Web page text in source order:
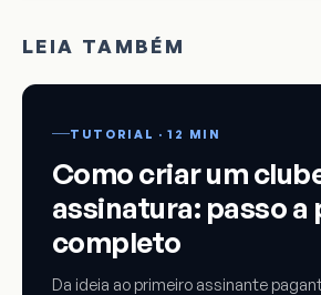
LEIA TAMBÉM
TUTORIAL · 12 MIN
Como criar um
assinatura: passo a
completo
Da ideia ao primeiro assinante